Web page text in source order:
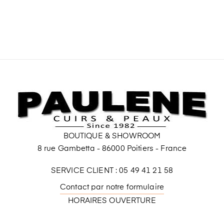
BOUTIQUE & SHOWROOM
8 rue Gambetta - 86000 Poitiers - France
SERVICE CLIENT : 05 49 41 21 58
Contact par notre formulaire
HORAIRES OUVERTURE